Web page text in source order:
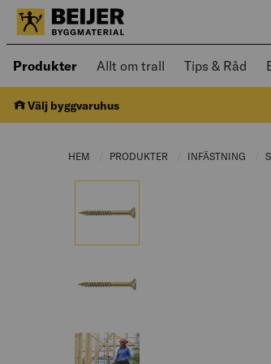
Produkter Öppnad meny kan navigeras
Allt om trall Tips & Råd
Välj byggvaruhus
HEM PRODUKTER CURRENT PAGE:
INFÄSTNING